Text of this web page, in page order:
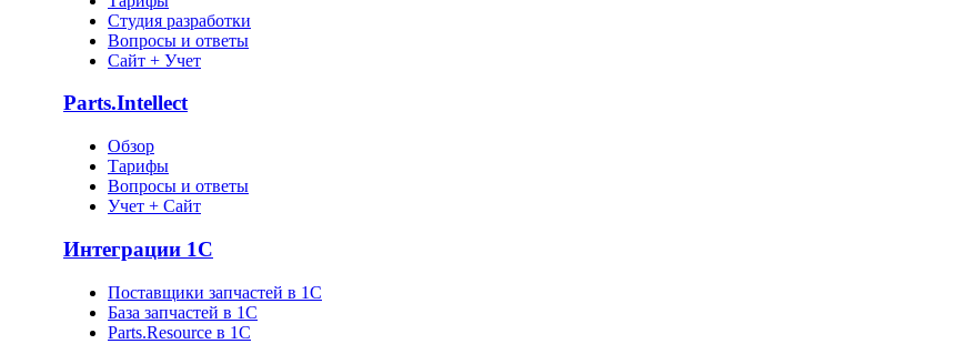
Студия разработки
Вопросы и ответы
Сайт + Учет
Parts.Intellect
Обзор
Тарифы
Вопросы и ответы
Учет + Сайт
Интеграции 1С
Поставщики запчастей в 1C
База запчастей в 1С
Parts.Resource в 1C